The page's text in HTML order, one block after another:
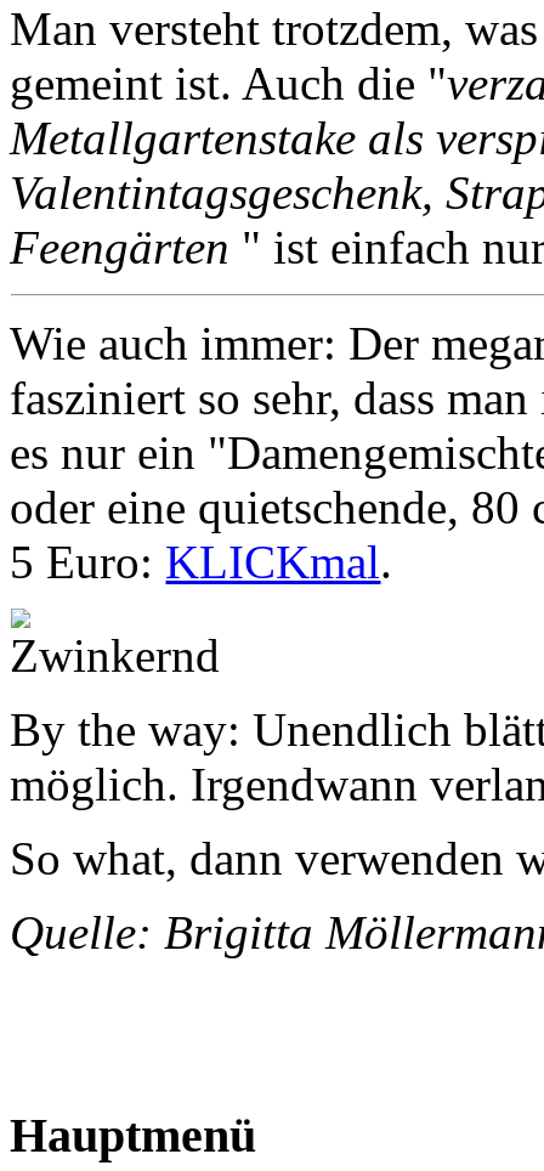
Man versteht trotzdem,
gemeint ist. Auch die "
Metallgartenstake als
Valentintagsgeschenk,
Feengärten " ist einfach
Wie auch immer: Der
fasziniert so sehr, dass
es nur ein
oder eine quietschende,
5 Euro: KLICKmal.
By the way: Unendlich
möglich. Irgendwann
So what, dann verwenden
Quelle: Brigitta
Hauptmenü